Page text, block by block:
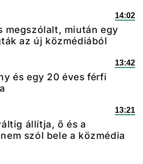
14:02
megszólalt, miután egy
az új közmédiából
13:42
és egy 20 éves férfi
13:21
állítja, ő és a
szól bele a közmédia